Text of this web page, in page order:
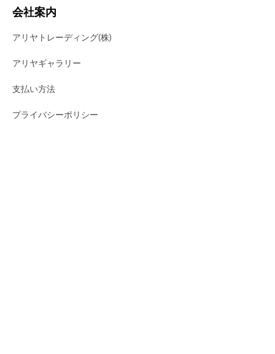
会社案内
アリヤトレーディング(株)
アリヤギャラリー
支払い方法
プライバシーポリシー